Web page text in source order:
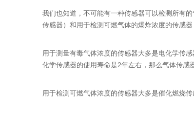
我们也知道，不可能有一种传感器可以检测所有
传感器）和用于检测可燃气体的爆炸浓度的传感
用于测量有毒气体浓度的传感器大多是电化学传
化学传感器的使用寿命是2年左右，那么气体传感
用于检测可燃气体浓度的传感器大多是催化燃烧